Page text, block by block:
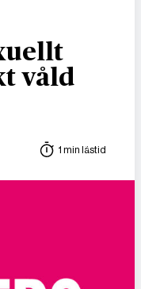
våld
1 min lästid